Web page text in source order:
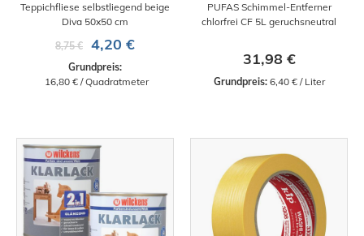
Teppichfliese selbstliegend beige
Diva 50x50 cm
8,75 €
4,20 €
Grundpreis:
16,80 € / Quadratmeter
PUFAS Schimmel-Entferner
chlorfrei CF 5L geruchsneutral
31,98 €
Grundpreis: 6,40 € / Liter